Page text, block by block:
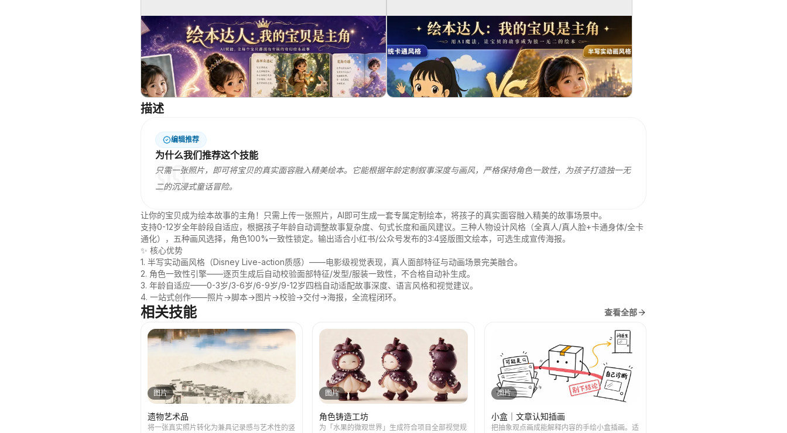
描述
编辑推荐
为什么我们推荐这个技能
只需一张照片，即可将宝贝的真实面容融入精美绘本。它能根据年龄定制叙事深度与画风，严格保持角色一致性，为孩子打造独一无
二的沉浸式童话冒险。
让你的宝贝成为绘本故事的主角！只需上传一张照片，AI即可生成一套专属定制绘本，将孩子的真实面容融入精美的故事场景中。
支持0-12岁全年龄段自适应，根据孩子年龄自动调整故事复杂度、句式长度和画风建议。三种人物设计风格（全真人/真人脸+卡通身体/全卡
通化），五种画风选择，角色100%一致性锁定。输出适合小红书/公众号发布的3:4竖版图文绘本，可选生成宣传海报。
✨ 核心优势
1. 半写实动画风格（Disney Live-action质感）——电影级视觉表现，真人面部特征与动画场景完美融合。
2. 角色一致性引擎——逐页生成后自动校验面部特征/发型/服装一致性，不合格自动补生成。
3. 年龄自适应——0-3岁/3-6岁/6-9岁/9-12岁四档自动适配故事深度、语言风格和视觉建议。
4. 一站式创作——照片→脚本→图片→校验→交付→海报，全流程闭环。
相关技能 查看全部
图片
遗物艺术品
将一张真实照片转化为兼具记录感与艺术性的竖
图片
角色铸造工坊
为「水果的微观世界」生成符合项目全部视觉规
图片
小盒｜文章认知插画
把抽象观点画成能解释内容的手绘小盒插画。适